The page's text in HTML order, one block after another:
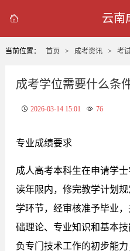
 云南
当前位置： 首页 > 成考资讯 > 考
成考学位需要什么条件
2026-03-14 15:01 76
专业成绩要求
成人高考本科生在申请学
读年限内，修完教学计划
学环节，经审核准予毕业
础理论、专业知识和基本
负专门技术工作的初步能